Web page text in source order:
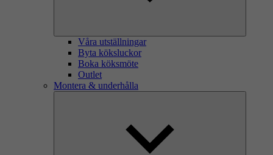
Våra utställningar
Byta köksluckor
Boka köksmöte
Outlet
Montera & underhålla